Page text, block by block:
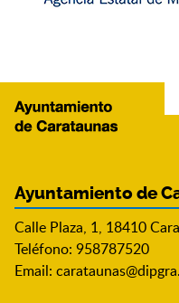
Ayuntamiento de
Calle Plaza, 1, 18410
Teléfono: 958787520
Email: